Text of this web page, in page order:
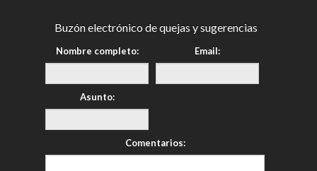
Buzón electrónico de quejas y sugerencias
Nombre completo: Email:
Asunto:
Comentarios: